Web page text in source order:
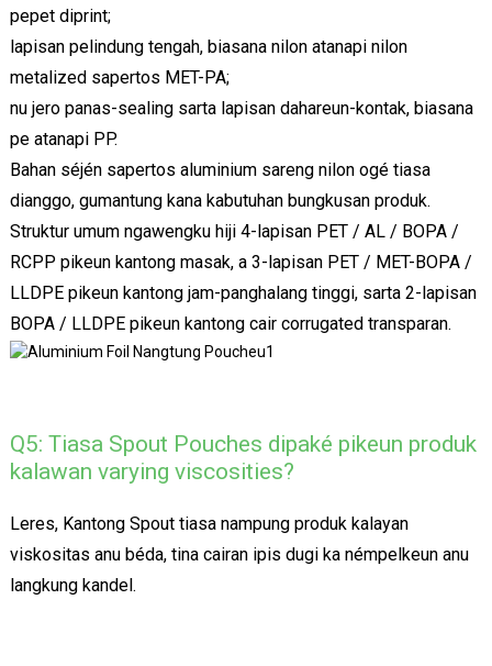
pepet diprint;
lapisan pelindung tengah, biasana nilon atanapi nilon
metalized sapertos MET-PA;
nu jero panas-sealing sarta lapisan dahareun-kontak, biasana
pe atanapi PP.
Bahan séjén sapertos aluminium sareng nilon ogé tiasa
dianggo, gumantung kana kabutuhan bungkusan produk.
Struktur umum ngawengku hiji 4-lapisan PET / AL / BOPA /
RCPP pikeun kantong masak, a 3-lapisan PET / MET-BOPA /
LLDPE pikeun kantong jam-panghalang tinggi, sarta 2-lapisan
BOPA / LLDPE pikeun kantong cair corrugated transparan.
Q5: Tiasa Spout Pouches dipaké pikeun produk
kalawan varying viscosities?
Leres, Kantong Spout tiasa nampung produk kalayan
viskositas anu béda, tina cairan ipis dugi ka némpelkeun anu
langkung kandel.